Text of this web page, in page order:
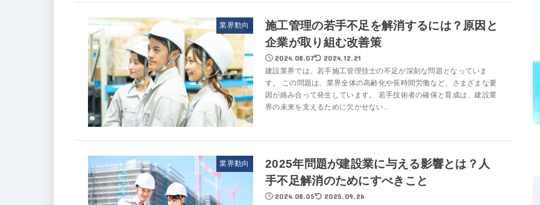
業界動向
施工管理の若手不足を解消するには？原因と
企業が取り組む改善策
2024.08.07 2024.12.21
建設業界では、若手施工管理技士の不足が深刻な問題となっていま
す。 この問題は、業界全体の高齢化や長時間労働など、さまざまな要
因が絡み合って発生しています。 若手技術者の確保と育成は、建設業
界の未来を支えるために欠かせない...
業界動向
2025年問題が建設業に与える影響とは？人
手不足解消のためにすべきこと
2024.08.05 2025.09.26